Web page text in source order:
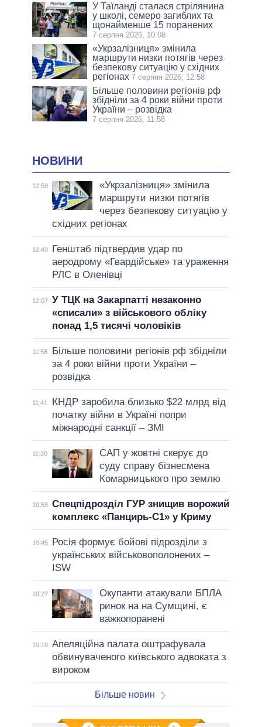
У Таїланді сталася стрілянина
у школі, семеро загиблих та
щонайменше 15 поранених
7 серпня 2026, 10:08
«Укрзалізниця» змінила
маршрути низки потягів через
безпекову ситуацію у східних
регіонах 7 серпня 2026, 12:58
Більше половини регіонів рф
збідніли за 4 роки війни проти
України – розвідка
7 серпня 2026, 11:58
НОВИНИ
12:58
«Укрзалізниця» змінила
маршрути низки потягів
через безпекову ситуацію у
східних регіонах
12:49
Генштаб підтвердив удар по
аеродрому «Гвардійське» та ураження
РЛС в Оленівці
12:07 У ТЦК на Закарпатті незаконно
«списали» з військового обліку
понад 1,5 тисячі чоловіків
11:58
Більше половини регіонів рф збідніли
за 4 роки війни проти України –
розвідка
11:41
КНДР заробила близько $22 млрд від
початку війни в Україні попри
міжнародні санкції – ЗМІ
11:20
САП у жовтні скерує до
суду справу бізнесмена
Комарницького про землю
10:58 Спецпідрозділ ГУР знищив ворожий
комплекс «Панцирь-С1» у Криму
10:45
Росія формує бойові підрозділи з
українських військовополонених –
ISW
10:27
Окупанти атакували БПЛА
ринок на на Сумщині, є
важкопоранені
10:10 Апеляційна палата оштрафувала
обвинуваченого київського адвоката з
вироком
Більше новин